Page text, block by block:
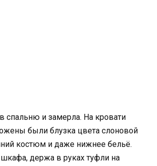
спальню и замерла. На кровати
были блузка цвета слоновой
костюм и даже нижнее бельё.
держа в руках туфли на